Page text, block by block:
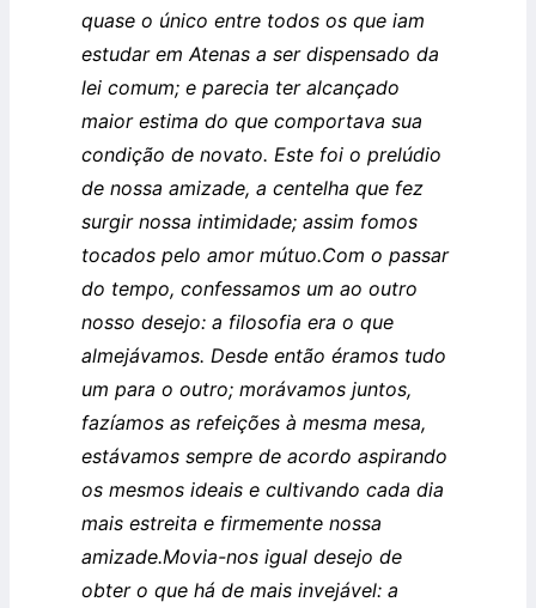
quase o único entre todos os que iam
estudar em Atenas a ser dispensado da
lei comum; e parecia ter alcançado
maior estima do que comportava sua
condição de novato. Este foi o prelúdio
de nossa amizade, a centelha que fez
surgir nossa intimidade; assim fomos
tocados pelo amor mútuo.Com o passar
do tempo, confessamos um ao outro
nosso desejo: a filosofia era o que
almejávamos. Desde então éramos tudo
um para o outro; morávamos juntos,
fazíamos as refeições à mesma mesa,
estávamos sempre de acordo aspirando
os mesmos ideais e cultivando cada dia
mais estreita e firmemente nossa
amizade.Movia-nos igual desejo de
obter o que há de mais invejável: a